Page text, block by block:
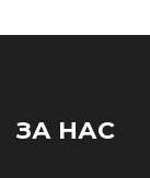
ЗА НАС